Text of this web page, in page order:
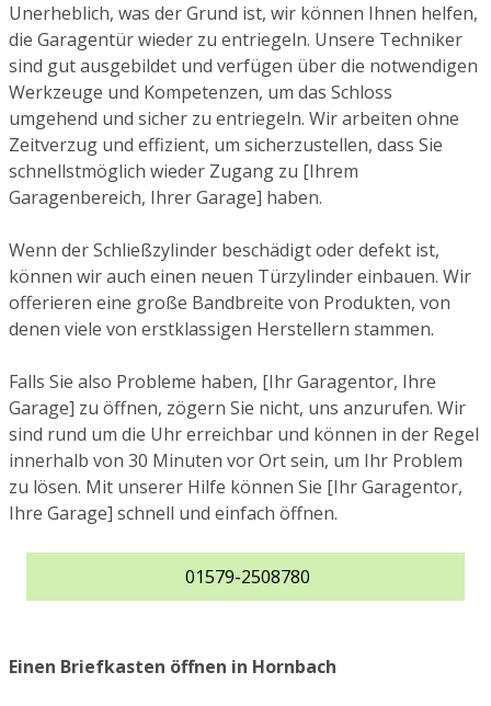
Unerheblich, was der Grund ist, wir können Ihnen helfen,
die Garagentür wieder zu entriegeln. Unsere Techniker
sind gut ausgebildet und verfügen über die notwendigen
Werkzeuge und Kompetenzen, um das Schloss
umgehend und sicher zu entriegeln. Wir arbeiten ohne
Zeitverzug und effizient, um sicherzustellen, dass Sie
schnellstmöglich wieder Zugang zu [Ihrem
Garagenbereich, Ihrer Garage] haben.
Wenn der Schließzylinder beschädigt oder defekt ist,
können wir auch einen neuen Türzylinder einbauen. Wir
offerieren eine große Bandbreite von Produkten, von
denen viele von erstklassigen Herstellern stammen.
Falls Sie also Probleme haben, [Ihr Garagentor, Ihre
Garage] zu öffnen, zögern Sie nicht, uns anzurufen. Wir
sind rund um die Uhr erreichbar und können in der Regel
innerhalb von 30 Minuten vor Ort sein, um Ihr Problem
zu lösen. Mit unserer Hilfe können Sie [Ihr Garagentor,
Ihre Garage] schnell und einfach öffnen.
01579-2508780
Einen Briefkasten öffnen in Hornbach